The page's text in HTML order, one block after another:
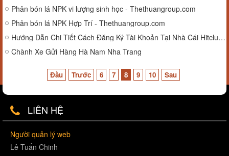
Phân bón lá NPK vi lượng sinh học - Thethuangroup.com
Phân bón lá NPK Hợp Trí - Thethuangroup.com
Hướng Dẫn Chi Tiết Cách Đăng Ký Tài Khoản Tại Nhà Cái Hitclub Nhanh Chóng Và An Toàn
Chành Xe Gửi Hàng Hà Nam Nha Trang
Đầu Trước 6 7 8 9 10 Sau
LIÊN HỆ
Người quản lý web
Lê Tuấn Chinh